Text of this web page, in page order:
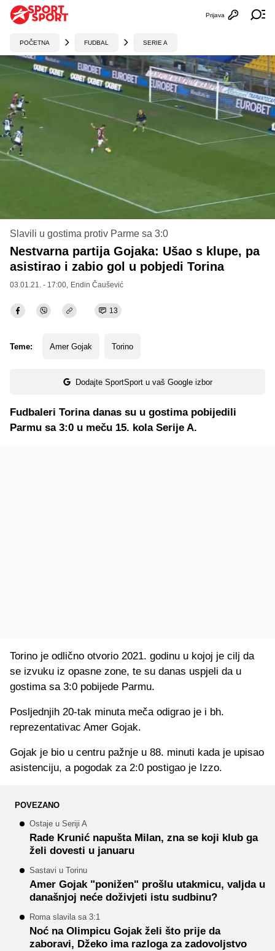
Otvori
Prijava
POČETNA FUDBAL SERIE A
Slavili u gostima protiv Parme sa 3:0
Nestvarna partija Gojaka: Ušao s klupe, pa
asistirao i zabio gol u pobjedi Torina
03.01.21. - 17:00, Endin Čaušević
13
Teme: Amer Gojak Torino
Dodajte SportSport u vaš Google izbor
Fudbaleri Torina danas su u gostima pobijedili
Parmu sa 3:0 u meču 15. kola Serije A.
Torino je odlično otvorio 2021. godinu u kojoj je cilj da
se izvuku iz opasne zone, te su danas uspjeli da u
gostima sa 3:0 pobijede Parmu.
Posljednjih 20-tak minuta meča odigrao je i bh.
reprezentativac Amer Gojak.
Gojak je bio u centru pažnje u 88. minuti kada je upisao
asistenciju, a pogodak za 2:0 postigao je Izzo.
POVEZANO
Ostaje u Seriji A
Rade Krunić napušta Milan, zna se koji klub ga
želi dovesti u januaru
Sastavi u Torinu
Amer Gojak "ponižen" prošlu utakmicu, valjda u
današnjoj neće doživjeti istu sudbinu?
Roma slavila sa 3:1
Noć na Olimpicu Gojak želi što prije da
zaboravi, Džeko ima razloga za zadovoljstvo